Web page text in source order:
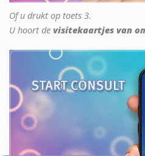
Of u drukt op toets 3.
U hoort de visitekaartjes van